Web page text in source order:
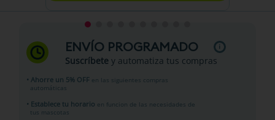
ENVÍO PROGRAMADO
Suscríbetey automatiza tus compras
• Ahorre un 5% OFF en las siguientes compras
automáticas
• Establece tu horario en funcion de las necesidades de
tus mascotas